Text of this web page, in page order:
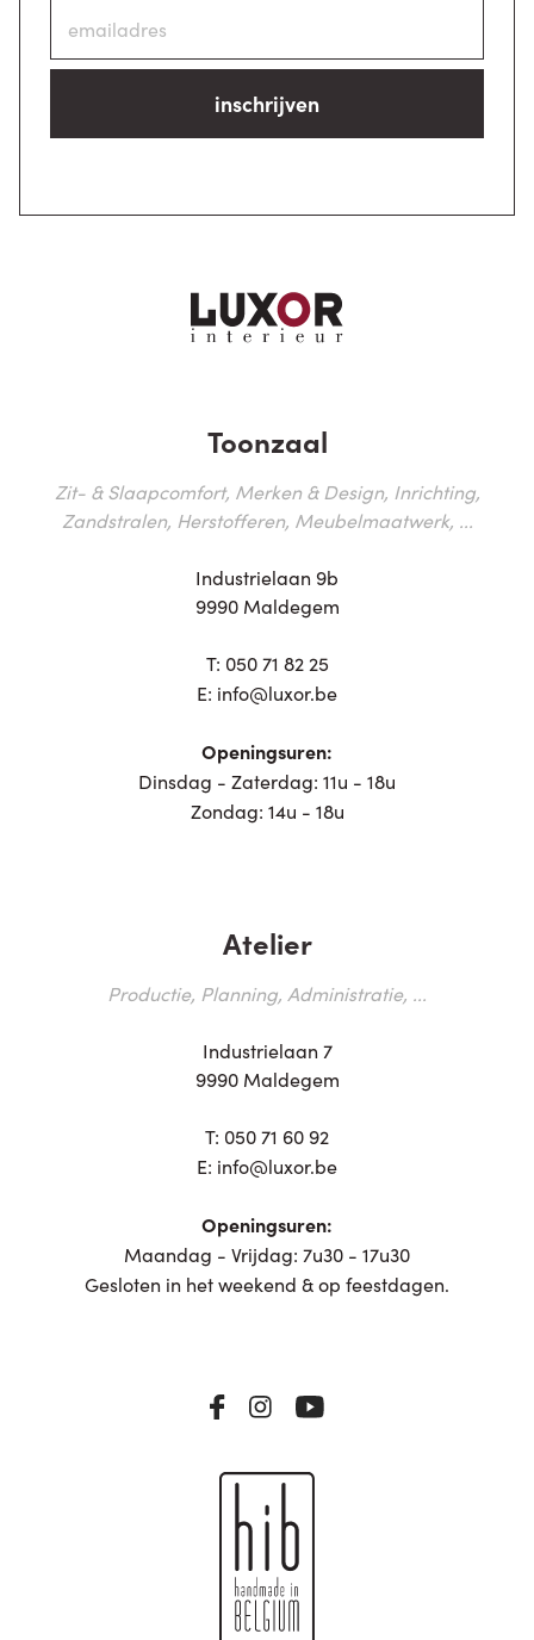
inschrijven
Toonzaal
Zit- & Slaapcomfort, Merken & Design, Inrichting,
Zandstralen, Herstofferen, Meubelmaatwerk, ...
Industrielaan 9b
9990 Maldegem
T: 050 71 82 25
E: info@luxor.be
Openingsuren:
Dinsdag - Zaterdag: 11u - 18u
Zondag: 14u - 18u
Atelier
Productie, Planning, Administratie, ...
Industrielaan 7
9990 Maldegem
T: 050 71 60 92
E: info@luxor.be
Openingsuren:
Maandag - Vrijdag: 7u30 - 17u30
Gesloten in het weekend & op feestdagen.